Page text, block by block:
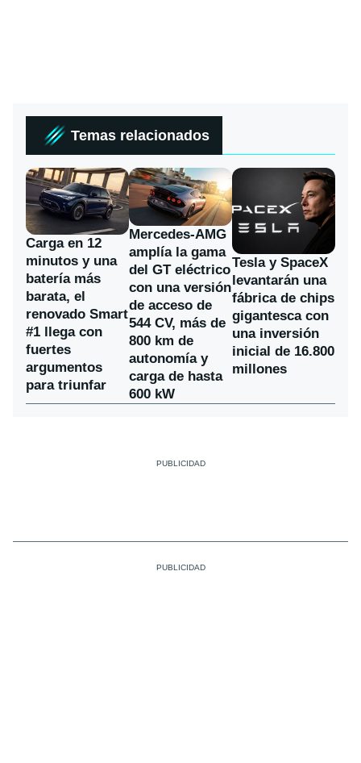
Temas relacionados
Carga en 12
minutos y una
batería más
barata, el
renovado Smart
#1 llega con
fuertes
argumentos
para triunfar
Mercedes-AMG
amplía la gama
del GT eléctrico
con una versión
de acceso de
544 CV, más de
800 km de
autonomía y
carga de hasta
600 kW
Tesla y SpaceX
levantarán una
fábrica de chips
gigantesca con
una inversión
inicial de 16.800
millones